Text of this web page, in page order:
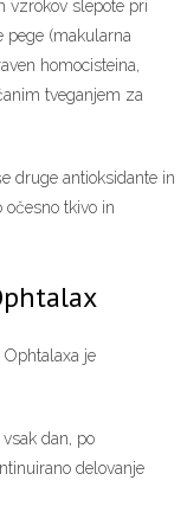
vzrokov slepote pri
pege (makularna
homocisteina,
tveganjem za
druge antioksidante in
očesno tkivo in
je
dan, po
delovanje